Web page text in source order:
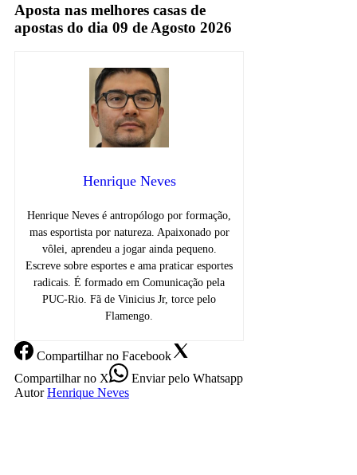
Aposta nas melhores casas de
apostas do dia 09 de Agosto 2026
Henrique Neves
Henrique Neves é antropólogo por formação,
mas esportista por natureza. Apaixonado por
vôlei, aprendeu a jogar ainda pequeno.
Escreve sobre esportes e ama praticar esportes
radicais. É formado em Comunicação pela
PUC-Rio. Fã de Vinicius Jr, torce pelo
Flamengo.
Compartilharno Facebook
Compartilharno X Enviarpelo Whatsapp
Autor Henrique Neves